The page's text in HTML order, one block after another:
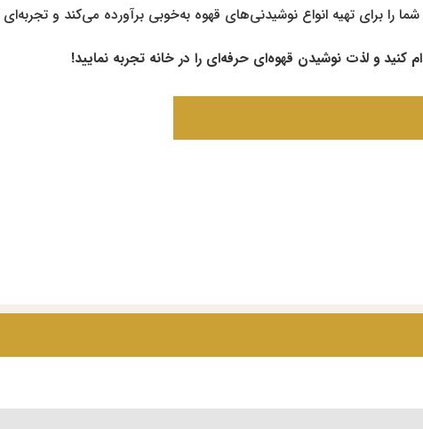
شما را برای تهیه انواع نوشیدنی‌های قهوه به‌خوبی برآورده می‌کند و
کنید و لذت نوشیدن قهوه‌ای حرفه‌ای را در خانه تجربه نمایید!